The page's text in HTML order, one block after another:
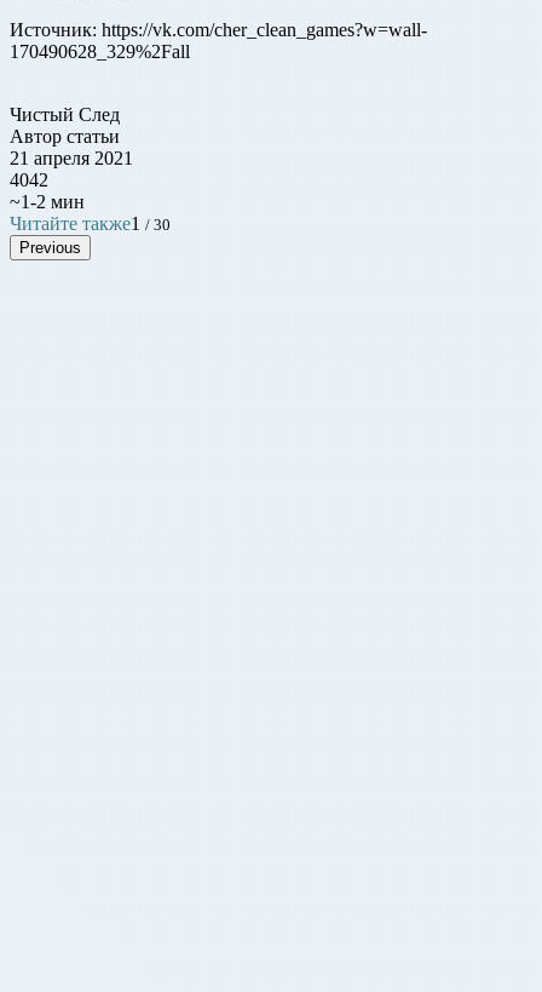
Источник: https://vk.com/cher_clean_games?w=wall-
170490628_329%2Fall
Чистый След
Автор статьи
21 апреля 2021
4042
~1-2 мин
Читайте также1 / 30
Previous